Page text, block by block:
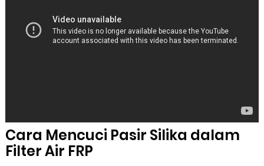
Cara Mencuci Pasir Silika dalam
Filter Air FRP